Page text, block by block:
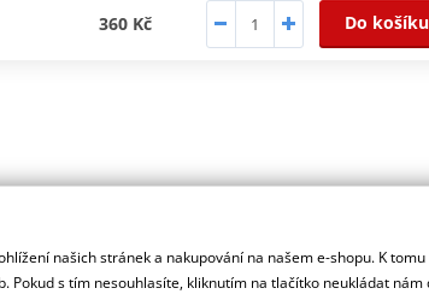
360 Kč Do košíku
ø 8 mm, pro pneumatiky o rozměru 4,00;
našich stránek a nakupování na našem e-shopu. K
Pokud s tím nesouhlasíte, kliknutím na tlačítko neukládat nám